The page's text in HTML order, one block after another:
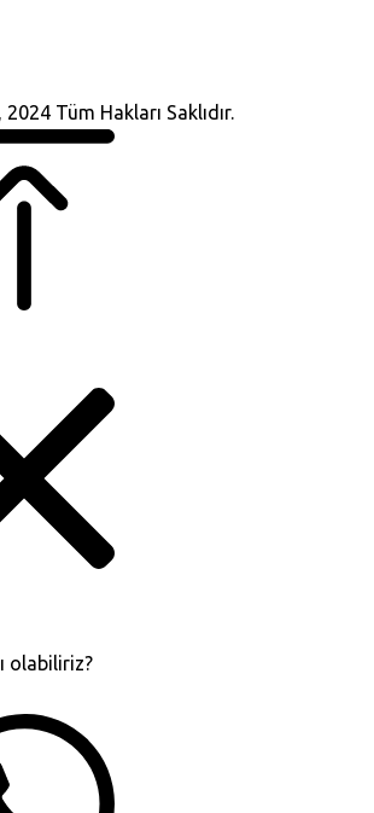
Tüm Hakları Saklıdır.
olabiliriz?